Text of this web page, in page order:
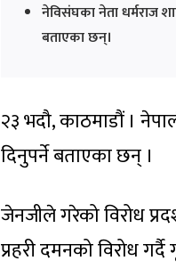
नेविसंघका नेता धर्मराज
बताएका छन्।
२३ भदौ, काठमाडौं ।
दिनुपर्ने बताएका छन् ।
जेनजीले गरेको विरोध
प्रहरी दमनको विरोध